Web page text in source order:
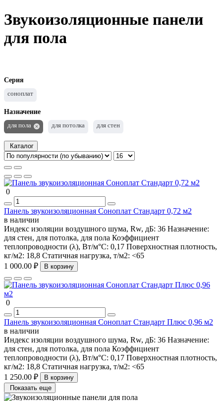
Звукоизоляционные панели
для пола
Серия
соноплат
Назначение
для пола
для потолка для стен
Каталог
0
Панель звукоизоляционная Соноплат Стандарт 0,72 м2
в наличии
Индекс изоляции воздушного шума, Rw, дБ: 36 Назначение:
для стен, для потолка, для пола Коэффициент
теплопроводности (λ), Вт/м°С: 0,17 Поверхностная плотность,
кг/м2: 18,8 Статичная нагрузка, т/м2: <65
1 000.00 ₽
В корзину
0
Панель звукоизоляционная Соноплат Стандарт Плюс 0,96 м2
в наличии
Индекс изоляции воздушного шума, Rw, дБ: 36 Назначение:
для стен, для потолка, для пола Коэффициент
теплопроводности (λ), Вт/м°С: 0,17 Поверхностная плотность,
кг/м2: 18,8 Статичная нагрузка, т/м2: <65
1 250.00 ₽
В корзину
Показать еще